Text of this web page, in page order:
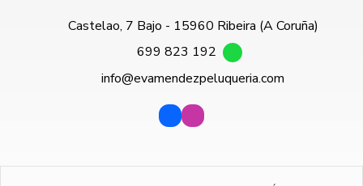
Castelao, 7 Bajo - 15960 Ribeira (A Coruña)
699 823 192
info@evamendezpeluqueria.com